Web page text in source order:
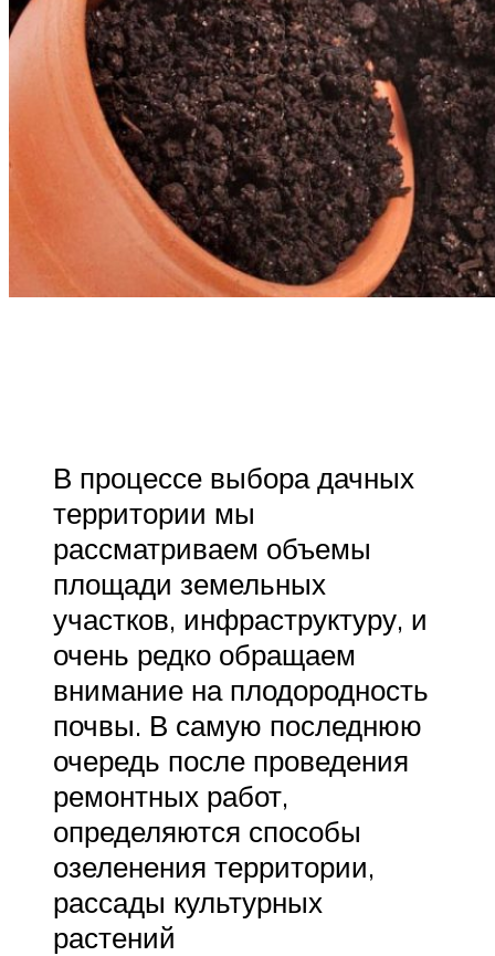
В процессе выбора дачных
территории мы
рассматриваем объемы
площади земельных
участков, инфраструктуру, и
очень редко обращаем
внимание на плодородность
почвы. В самую последнюю
очередь после проведения
ремонтных работ,
определяются способы
озеленения территории,
рассады культурных
растений